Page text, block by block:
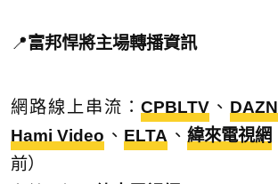
📍富邦悍將主場轉播資訊
網路線上串流：CPBLTV 、 DAZN
Hami Video 、 ELTA 、緯來電視網
前）